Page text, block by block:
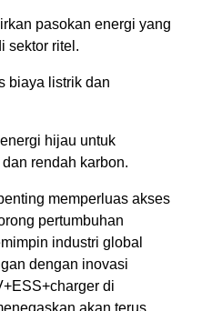
pasokan energi yang
sektor ritel.
biaya listrik dan
hijau untuk
rendah karbon.
memperluas akses
pertumbuhan
industri global
dengan inovasi
di
akan terus